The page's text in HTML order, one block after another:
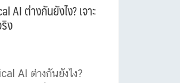
AI ต่างกันยังไง? เจาะ
ง
AI ต่างกันยังไง?